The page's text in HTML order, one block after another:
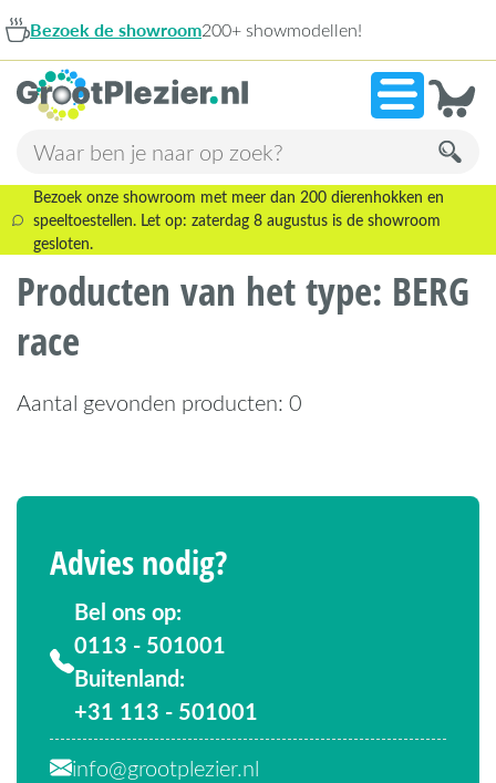
Bezoek de showroom200+ showmodellen!
Bezoek onze showroom met meer dan 200 dierenhokken en
speeltoestellen. Let op: zaterdag 8 augustus is de showroom
gesloten.
Advies nodig?
Bel ons op:
0113 - 501001
Buitenland:
+31 113 - 501001
info@grootplezier.nl
Producten van het type: BERG
race
Aantal gevonden producten: 0